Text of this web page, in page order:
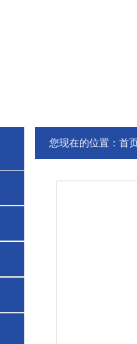
您现在的位置： 首